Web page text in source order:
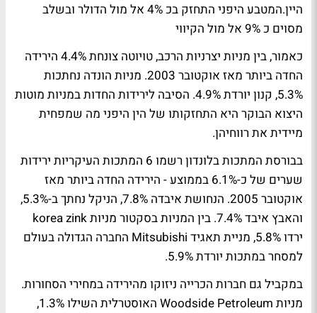
היין.המטבע היפני התחזק בכ 4% אל מול הדולר ובשלב
מסוים כ 9% אל מול הקיווי
כאמור, בין מניות יצרניות הרכב, טויוטה צונחת 4.4% הירידה
החדה ביותר מאז אוקטובר 2003. מניות הונדה נחתכות
5.3%, קנון יורדת 4.9%. הסיבה לירידות החדות במניות מוטות
היצוא הבוקר היא התחזקותו של הין היפני מה שמפחית
מיידית את רווחיהן.
בבורסת המתכות בלונדון רשמו 6 המתכות העיקריות ירידות
שערים של כ-6.1% בממוצע - הירידה החדה ביותר מאז
אוקטובר 2005. הנחושת איבדה 7.8%, הניקל נחתך ב-5.3%,
והאבץ איבד 7.4%. בין המניות בסקטור מניות korea zink
ירדו 5.8%, מניית תאגיד Mitsubishi החברה הגדולה בעולם
למסחר במתכות יורדת 5.9%.
במקביל גם חברות הכרייה ניזוקו מהירידה במחירי הסחורות.
מניות Woodside Petroleum האוסטרלית השילו 1.3%,